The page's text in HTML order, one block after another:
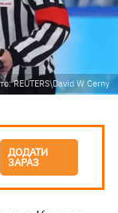
REUTERS\David W Cerny
ДОДАТИ
ЗАРАЗ